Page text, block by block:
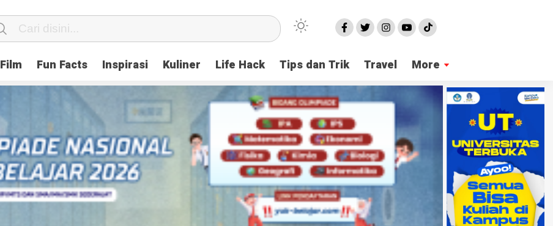
Film Fun Facts Inspirasi Kuliner Life Hack Tips dan Trik Travel More